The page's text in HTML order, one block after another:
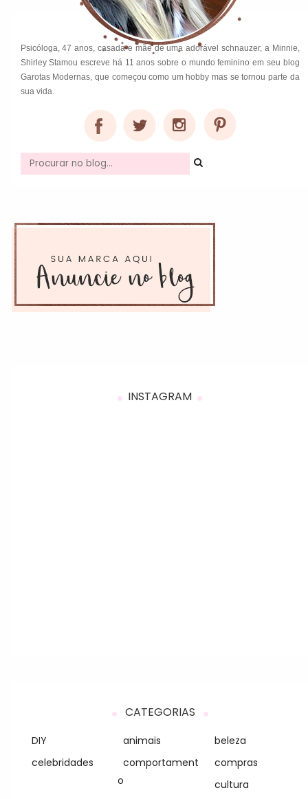
Psicóloga, 47 anos, casada e mãe de uma adorável schnauzer, a Minnie,
Shirley Stamou escreve há 11 anos sobre o mundo feminino em seu blog
Garotas Modernas, que começou como um hobby mas se tornou parte da
sua vida.
INSTAGRAM
CATEGORIAS
DIY animais
beleza
celebridades
comportament
o
compras
cultura